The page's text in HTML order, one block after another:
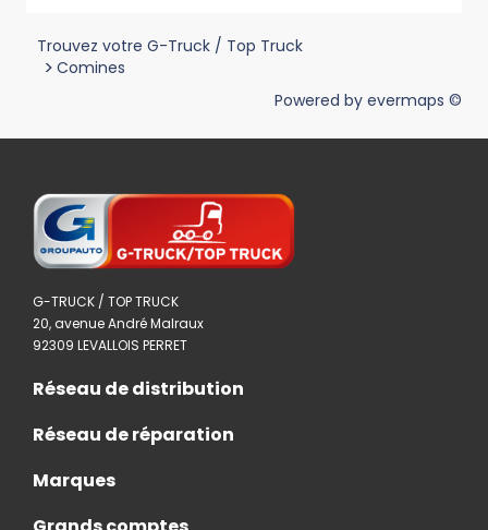
Trouvez votre G-Truck / Top Truck
> Comines
Powered by evermaps ©
G-TRUCK / TOP TRUCK
20, avenue André Malraux
92309 LEVALLOIS PERRET
Réseau de distribution
Réseau de réparation
Marques